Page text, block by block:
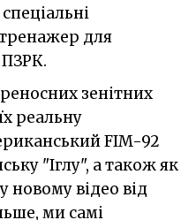
для
ПЗРК.
зенітних
реальну
FIM-92
"Іглу", а також як
новому відео від
ми самі